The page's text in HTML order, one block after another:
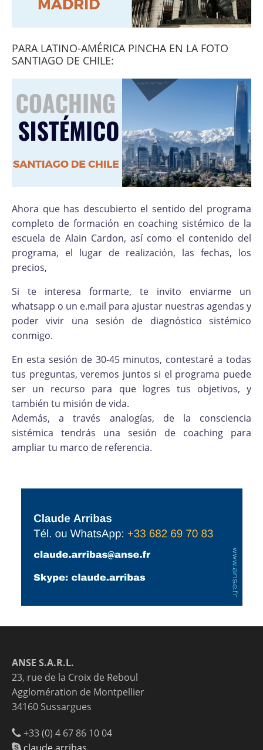
PARA LATINO-AMÉRICA PINCHA EN LA FOTO
SANTIAGO DE CHILE:
Ahora que has descubierto el sentido del programa
completo de formación en coaching sistémico de la
escuela de Alain Cardon, así como el contenido del
programa, el lugar de realización, las fechas, los
precios,
Si te interesa formarte, te invito enviarme un
whatsapp o un e.mail para ajustar nuestras agendas y
poder vivir una sesión de diagnóstico sistémico
conmigo.
En esta sesión de 30-45 minutos, contestaré a todas
tus preguntas, veremos juntos si el programa puede
ser un recurso para que logres tus objetivos, y
también tu misión de vida.
Además, a través analogías, de la consciencia
sistémica tendrás una sesión de coaching para
ampliar tu marco de referencia.
ANSE S.A.R.L.
23, rue de la Croix de Reboul
Agglomération de Montpellier
34160 Sussargues
+33 (0) 4 67 86 10 04